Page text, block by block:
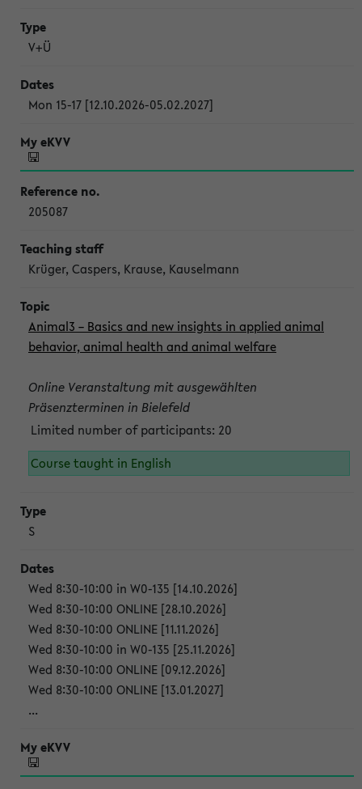
V+Ü
Mon 15-17 [12.10.2026-05.02.2027]
205087
Krüger, Caspers, Krause, Kauselmann
Animal3 – Basics and new insights in applied animal
behavior, animal health and animal welfare
Online Veranstaltung mit ausgewählten
Präsenzterminen in Bielefeld
Limited number of participants: 20
Course taught in English
S
Wed 8:30-10:00 in W0-135 [14.10.2026]
Wed 8:30-10:00 ONLINE [28.10.2026]
Wed 8:30-10:00 ONLINE [11.11.2026]
Wed 8:30-10:00 in W0-135 [25.11.2026]
Wed 8:30-10:00 ONLINE [09.12.2026]
Wed 8:30-10:00 ONLINE [13.01.2027]
...